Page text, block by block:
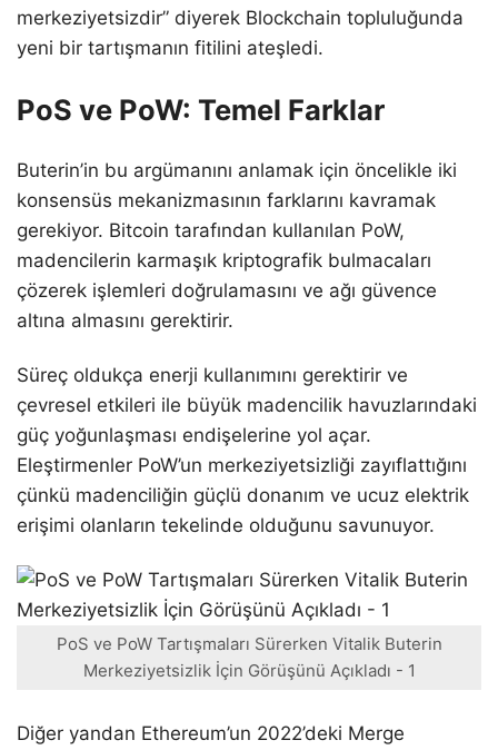
merkeziyetsizdir” diyerek Blockchain topluluğunda
yeni bir tartışmanın fitilini ateşledi.
PoS ve PoW: Temel Farklar
Buterin’in bu argümanını anlamak için öncelikle iki
konsensüs mekanizmasının farklarını kavramak
gerekiyor. Bitcoin tarafından kullanılan PoW,
madencilerin karmaşık kriptografik bulmacaları
çözerek işlemleri doğrulamasını ve ağı güvence
altına almasını gerektirir.
Süreç oldukça enerji kullanımını gerektirir ve
çevresel etkileri ile büyük madencilik havuzlarındaki
güç yoğunlaşması endişelerine yol açar.
Eleştirmenler PoW’un merkeziyetsizliği zayıflattığını
çünkü madenciliğin güçlü donanım ve ucuz elektrik
erişimi olanların tekelinde olduğunu savunuyor.
PoS ve PoW Tartışmaları Sürerken Vitalik Buterin
Merkeziyetsizlik İçin Görüşünü Açıkladı - 1
Diğer yandan Ethereum’un 2022’deki Merge